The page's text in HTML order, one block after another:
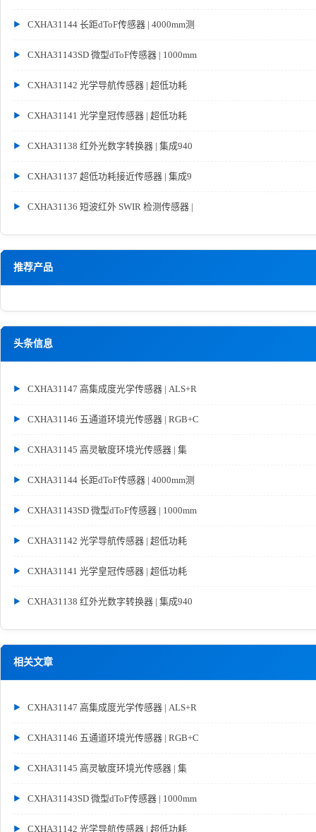
CXHA31144 长距dToF传感器 | 4000mm测
CXHA31143SD 微型dToF传感器 | 1000mm
CXHA31142 光学导航传感器 | 超低功耗
CXHA31141 光学皇冠传感器 | 超低功耗
CXHA31138 红外光数字转换器 | 集成940
CXHA31137 超低功耗接近传感器 | 集成9
CXHA31136 短波红外 SWIR 检测传感器 |
推荐产品
头条信息
CXHA31147 高集成度光学传感器 | ALS+R
CXHA31146 五通道环境光传感器 | RGB+C
CXHA31145 高灵敏度环境光传感器 | 集
CXHA31144 长距dToF传感器 | 4000mm测
CXHA31143SD 微型dToF传感器 | 1000mm
CXHA31142 光学导航传感器 | 超低功耗
CXHA31141 光学皇冠传感器 | 超低功耗
CXHA31138 红外光数字转换器 | 集成940
相关文章
CXHA31147 高集成度光学传感器 | ALS+R
CXHA31146 五通道环境光传感器 | RGB+C
CXHA31145 高灵敏度环境光传感器 | 集
CXHA31143SD 微型dToF传感器 | 1000mm
CXHA31142 光学导航传感器 | 超低功耗